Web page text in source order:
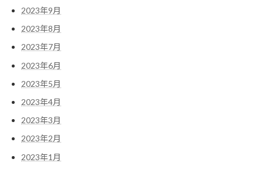
2023年9月
2023年8月
2023年7月
2023年6月
2023年5月
2023年4月
2023年3月
2023年2月
2023年1月